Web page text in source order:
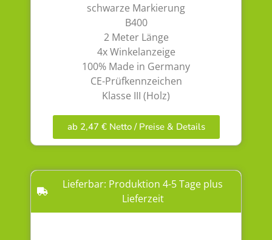
schwarze Markierung
B400
2 Meter Länge
4x Winkelanzeige
100% Made in Germany
CE-Prüfkennzeichen
Klasse III (Holz)
ab 2,47 € Netto / Preise & Details
Lieferbar: Produktion 4-5 Tage plus
Lieferzeit